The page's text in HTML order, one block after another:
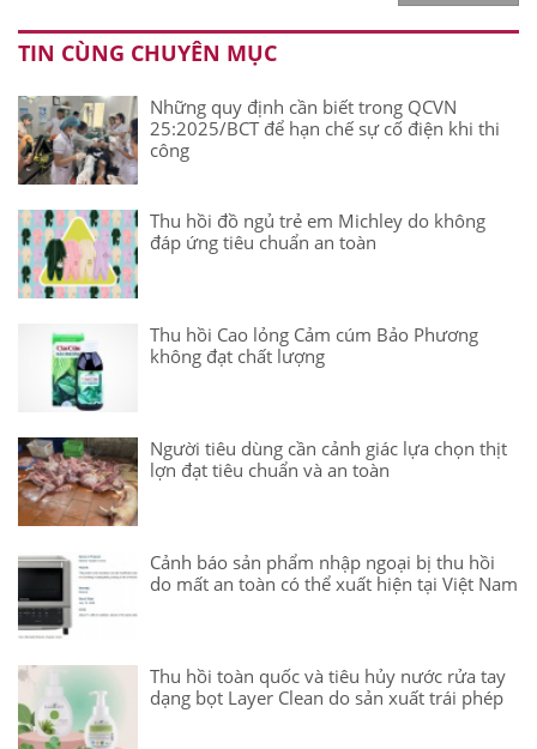
TIN CÙNG CHUYÊN MỤC
Những quy định cần biết trong QCVN
25:2025/BCT để hạn chế sự cố điện khi thi
công
Thu hồi đồ ngủ trẻ em Michley do không
đáp ứng tiêu chuẩn an toàn
Thu hồi Cao lỏng Cảm cúm Bảo Phương
không đạt chất lượng
Người tiêu dùng cần cảnh giác lựa chọn thịt
lợn đạt tiêu chuẩn và an toàn
Cảnh báo sản phẩm nhập ngoại bị thu hồi
do mất an toàn có thể xuất hiện tại Việt Nam
Thu hồi toàn quốc và tiêu hủy nước rửa tay
dạng bọt Layer Clean do sản xuất trái phép